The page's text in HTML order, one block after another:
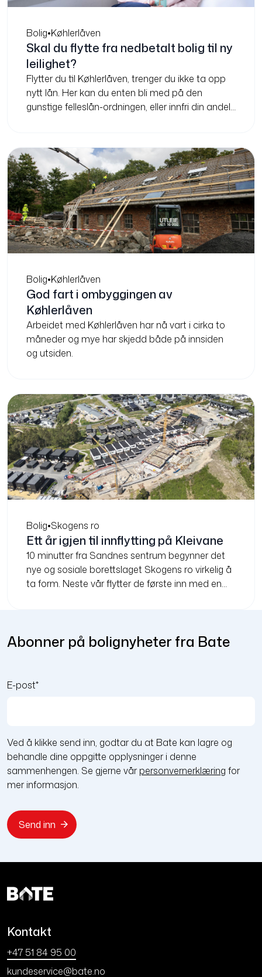
Bolig•Køhlerlåven
Skal du flytte fra nedbetalt bolig til ny
leilighet?
Flytter du til Køhlerlåven, trenger du ikke ta opp
nytt lån. Her kan du enten bli med på den
gunstige felleslån-ordningen, eller innfri din andel
Bolig•Køhlerlåven
God fart i ombyggingen av
Køhlerlåven
Arbeidet med Køhlerlåven har nå vart i cirka to
måneder og mye har skjedd både på innsiden
og utsiden.
Bolig•Skogens ro
Ett år igjen til innflytting på Kleivane
10 minutter fra Sandnes sentrum begynner det
nye og sosiale borettslaget Skogens ro virkelig å
ta form. Neste vår flytter de første inn med en
Abonner på bolignyheter fra Bate
E-post*
Ved å klikke send inn, godtar du at Bate kan lagre og
behandle dine oppgitte opplysninger i denne
sammenhengen. Se gjerne vårpersonvernerklæring for
mer informasjon.
Kontakt
+47 51 84 95 00
kundeservice@bate.no